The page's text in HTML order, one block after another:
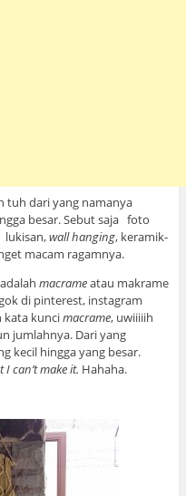
tuh dari yang namanya
besar. Sebut saja foto
lukisan,wall hanging, keramik-
macam ragamnya.
macrameatau makrame
di pinterest, instagram
kata kuncimacrame, uwiiiiih
jumlahnya. Dari yang
kecil hingga yang besar.
I can’t make it. Hahaha.